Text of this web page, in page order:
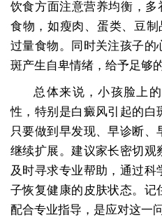
饮食方面注意营养均衡，多
食物，如瘦肉、蛋类、豆
过量食物。同时关注孩子的
斑产生自卑情绪，给予足够
总体来说，小孩脸上
性，特别是白癜风引起的白
只要做到早发现、早诊断
继续扩展。建议家长密切观
及时寻求专业帮助，通过
子恢复健康的皮肤状态。记
配合专业指导，是应对这一